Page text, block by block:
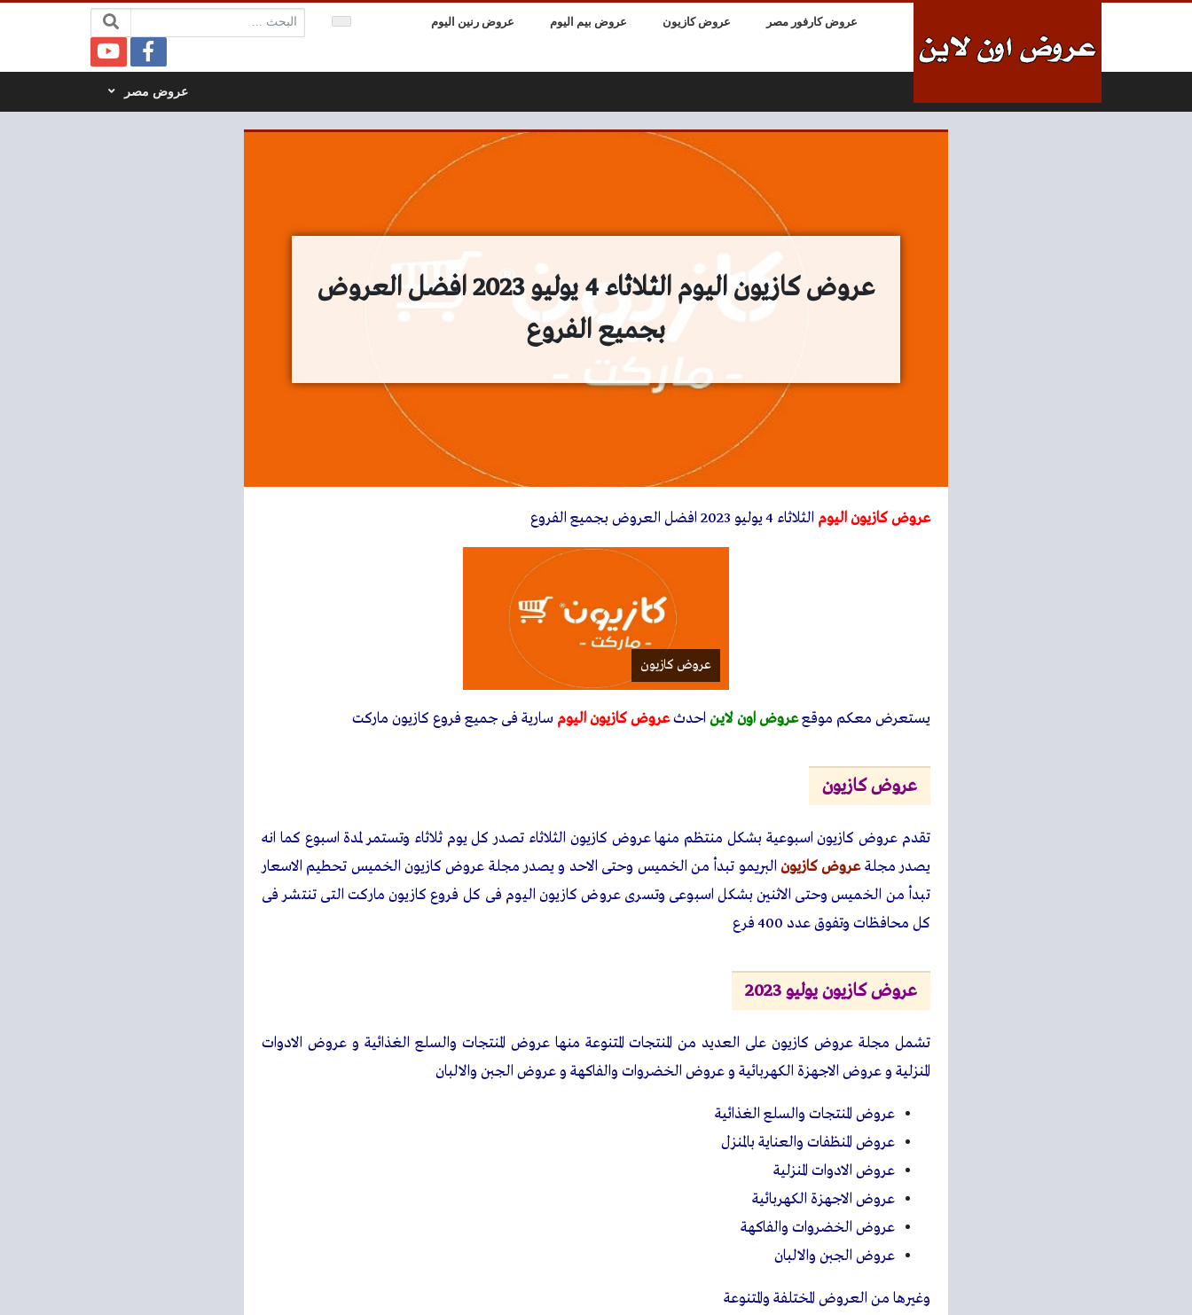
عروض كارفور مصر عروض كازيون عروض بيم اليوم عروض رنين اليوم البحث:
عروض مصر
عروض كازيون اليوم الثلاثاء 4 يوليو 2023 افضل العروض
بجميع الفروع
عروض كازيون اليوم الثلاثاء 4 يوليو 2023 افضل العروض بجميع الفروع
عروض كازيون
يستعرض معكم موقععروض اون لاين احدثعروض كازيون اليوم سارية فى جميع فروع كازيون ماركت
عروض كازيون
تقدم عروض كازيون اسبوعية بشكل منتظم منها عروض كازيون الثلاثاء تصدر كل يوم ثلاثاء وتستمر لمدة اسبوع كما انه
يصدر مجلةعروض كازيون البريمو تبدأ من الخميس وحتى الاحد و يصدر مجلة عروض كازيون الخميس تحطيم الاسعار
تبدأ من الخميس وحتى الاثنين بشكل اسبوعى وتسرى عروض كازيون اليوم فى كل فروع كازيون ماركت التى تنتشر فى
كل محافظات وتفوق عدد 400 فرع
عروض كازيون يوليو 2023
تشمل مجلة عروض كازيون على العديد من المنتجات المتنوعة منها عروض المنتجات والسلع الغذائية و عروض الادوات
المنزلية و عروض الاجهزة الكهربائية و عروض الخضروات والفاكهة و عروض الجبن والالبان
عروض المنتجات والسلع الغذائية
عروض المنظفات والعناية بالمنزل
عروض الادوات المنزلية
عروض الاجهزة الكهربائية
عروض الخضروات والفاكهة
عروض الجبن والالبان
وغيرها من العروض المختلفة والمتنوعة